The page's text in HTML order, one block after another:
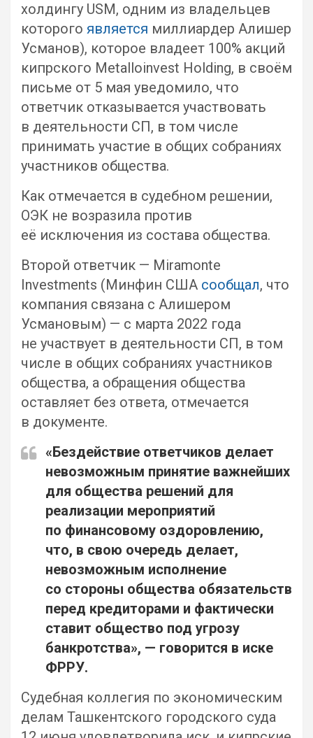
холдингу USM, одним из владельцев
которого является миллиардер Алишер
Усманов), которое владеет 100% акций
кипрского Metalloinvest Holding, в своём
письме от 5 мая уведомило, что
ответчик отказывается участвовать
в деятельности СП, в том числе
принимать участие в общих собраниях
участников общества.
Как отмечается в судебном решении,
ОЭК не возразила против
её исключения из состава общества.
Второй ответчик — Miramonte
Investments (Минфин США сообщал, что
компания связана с Алишером
Усмановым) — с марта 2022 года
не участвует в деятельности СП, в том
числе в общих собраниях участников
общества, а обращения общества
оставляет без ответа, отмечается
в документе.
«Бездействие ответчиков делает
невозможным принятие важнейших
для общества решений для
реализации мероприятий
по финансовому оздоровлению,
что, в свою очередь делает,
невозможным исполнение
со стороны общества обязательств
перед кредиторами и фактически
ставит общество под угрозу
банкротства», — говорится в иске
ФРРУ.
Судебная коллегия по экономическим
делам Ташкентского городского суда